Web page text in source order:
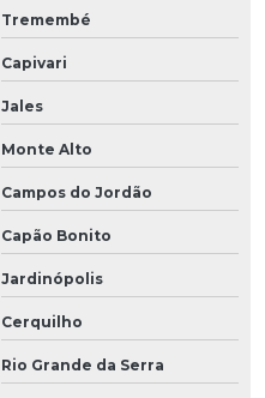
Tremembé
Capivari
Jales
Monte Alto
Campos do Jordão
Capão Bonito
Jardinópolis
Cerquilho
Rio Grande da Serra